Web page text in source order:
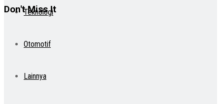
Teknologi
Otomotif
Lainnya
Don't Miss It